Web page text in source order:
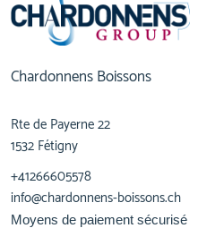
Chardonnens Boissons
Rte de Payerne 22
1532 Fétigny
+41266605578
info@chardonnens-boissons.ch
Moyens de paiement sécurisé